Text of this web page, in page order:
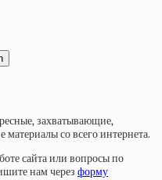
захватывающие,
со всего интернета.
сайта или вопросы по
нам через форму